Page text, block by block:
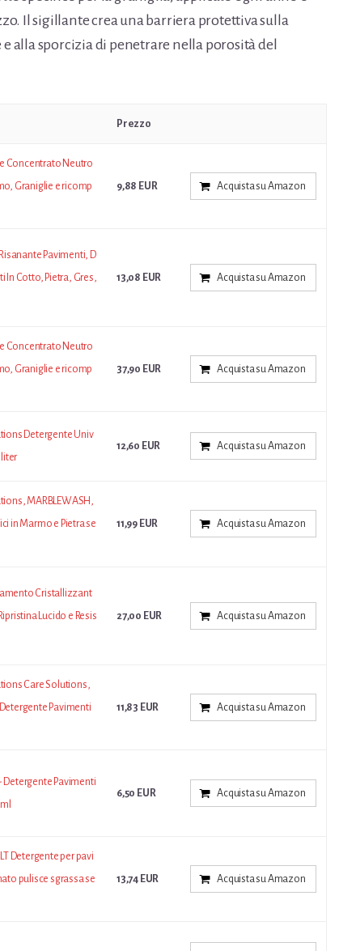
Il sigillante crea una barriera protettiva sulla
alla sporcizia di penetrare nella porosità del
Prezzo
Concentrato Neutro
Graniglie e ricomp
9,88 EUR Acquista su Amazon
Pavimenti, D
In Cotto, Pietra, Gres,
13,08 EUR Acquista su Amazon
Concentrato Neutro
Graniglie e ricomp
37,90 EUR Acquista su Amazon
Detergente Univ
liter
12,60 EUR Acquista su Amazon
MARBLEWASH,
in Marmo e Pietra se
11,99 EUR Acquista su Amazon
Cristallizzant
Lucido e Resis
27,00 EUR Acquista su Amazon
Care Solutions,
Pavimenti
11,83 EUR Acquista su Amazon
Detergente Pavimenti
6,50 EUR Acquista su Amazon
Detergente per pavi
pulisce sgrassa se
13,74 EUR Acquista su Amazon